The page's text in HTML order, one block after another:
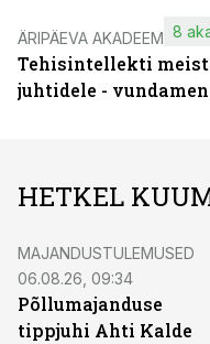
ÄRIPÄEVA AKADEEMIA
Tehisintellekti
juhtidele -
8
HETKEL
MAJANDUSTULEMUSED
06.08.26, 09:34
Põllumajanduse
tippjuhi Ahti Kalde